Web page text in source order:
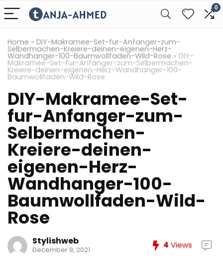
0
Home » DIY-Makramee-Set-fur-Anfanger-zum-
Selbermachen-Kreiere-deinen-eigenen-Herz-
Wandhanger-100-Baumwollfaden-Wild-Rose » DIY-
Makramee-Set-fur-Anfanger-zum-Selbermachen-
Kreiere-deinen-eigenen-Herz-Wandhanger-100-
Baumwollfaden-Wild-Rose
DIY-Makramee-Set-
fur-Anfanger-zum-
Selbermachen-
Kreiere-deinen-
eigenen-Herz-
Wandhanger-100-
Baumwollfaden-Wild-
Rose
Stylishweb
December 9, 2021 4 Views